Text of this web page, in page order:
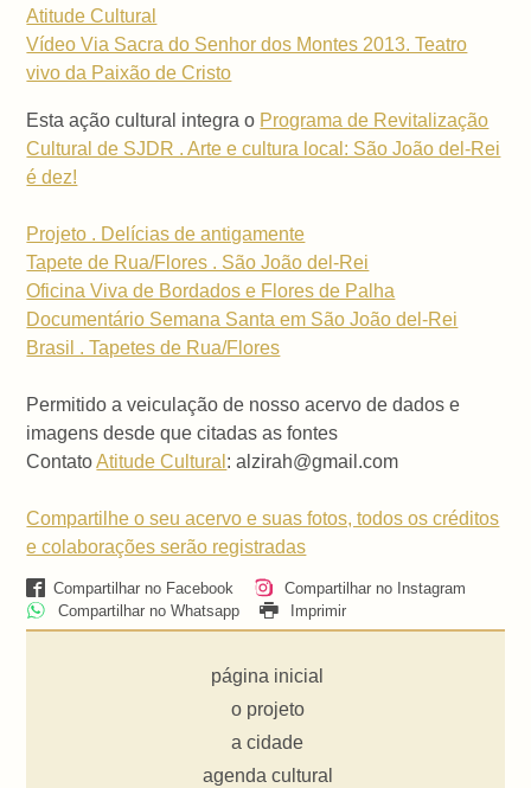
Atitude Cultural
Vídeo Via Sacra do Senhor dos Montes 2013. Teatro
vivo da Paixão de Cristo
Esta ação cultural integra o Programa de Revitalização
Cultural de SJDR . Arte e cultura local: São João del-Rei
é dez!
Projeto . Delícias de antigamente
Tapete de Rua/Flores . São João del-Rei
Oficina Viva de Bordados e Flores de Palha
Documentário Semana Santa em São João del-Rei
Brasil . Tapetes de Rua/Flores
Permitido a veiculação de nosso acervo de dados e
imagens desde que citadas as fontes
ContatoAtitude Cultural : alzirah@gmail.com
Compartilhe o seu acervo e suas fotos, todos os créditos
e colaborações serão registradas
Compartilhar no Facebook
Compartilhar no Instagram
Compartilhar no Whatsapp
Imprimir
página inicial
o projeto
a cidade
agenda cultural